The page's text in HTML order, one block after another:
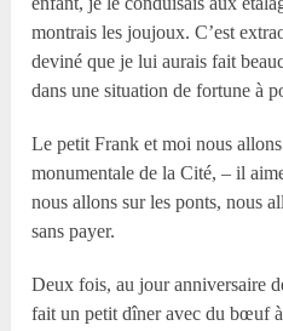
montrais les joujoux. C’est
deviné que je lui aurais fait
dans une situation de fortune à
Le petit Frank et moi nous
monumentale de la Cité, – il
nous allons sur les ponts, nous
sans payer.
Deux fois, au jour anniversaire
fait un petit dîner avec du bœuf